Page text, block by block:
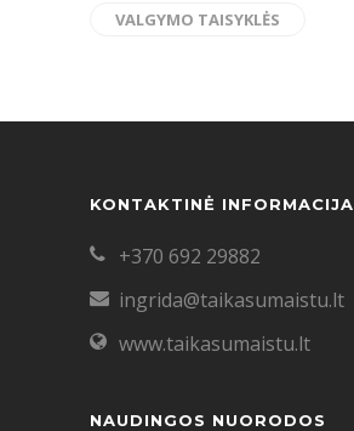
VALGYMO TAISYKLĖS
KONTAKTINĖ INFORMACIJA
+370 692 29882
ingrida@taikasumaistu.lt
www.taikasumaistu.lt
NAUDINGOS NUORODOS